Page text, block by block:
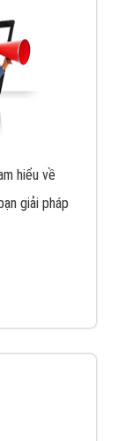
hiểu về
giải pháp